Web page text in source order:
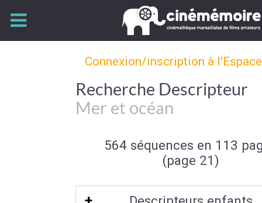
Connexion/inscription à
Recherche Descripteur
Mer et océan
564 séquences en 113
(page 21)